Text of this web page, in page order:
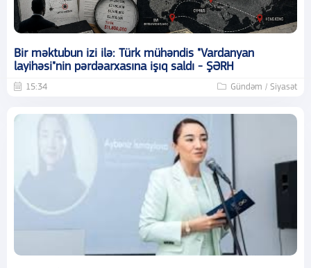
Bir məktubun izi ilə: Türk mühəndis "Vardanyan
layihəsi"nin pərdəarxasına işıq saldı - ŞƏRH
15:34 Gündəm / Siyasət